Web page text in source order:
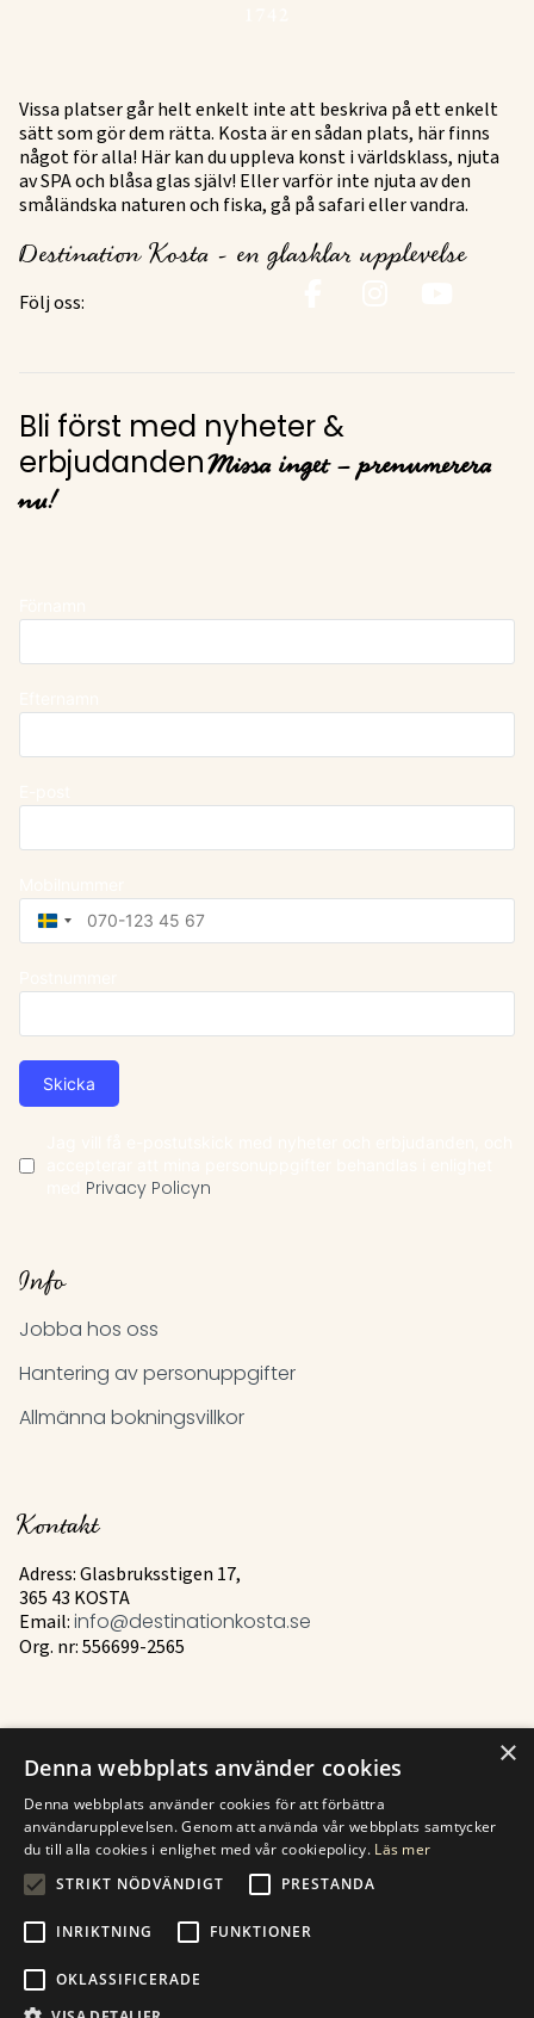
Vissa platser går helt enkelt inte att beskriva på ett enkelt
sätt som gör dem rätta. Kosta är en sådan plats, här finns
något för alla! Här kan du uppleva konst i världsklass, njuta
av SPA och blåsa glas själv! Eller varför inte njuta av den
småländska naturen och fiska, gå på safari eller vandra.
Destination Kosta - en glasklar upplevelse
Följ oss:
Bli först med nyheter &
erbjudanden Missa inget – prenumerera
nu!
Sweden
+46
Skicka
Privacy Policyn
Info
Jobba hos oss
Hantering av personuppgifter
Allmänna bokningsvillkor
Kontakt
Adress: Glasbruksstigen 17,
365 43 KOSTA
Email: info@destinationkosta.se
Org. nr: 556699-2565
Mer
Historia
Kontakt
Hitta till Kosta
×
Denna webbplats använder cookies
Denna webbplats använder cookies för att förbättra
användarupplevelsen. Genom att använda vår webbplats samtycker
du till alla cookies i enlighet med vår cookiepolicy. Läs mer
STRIKT NÖDVÄNDIGT
PRESTANDA
INRIKTNING FUNKTIONER
OKLASSIFICERADE